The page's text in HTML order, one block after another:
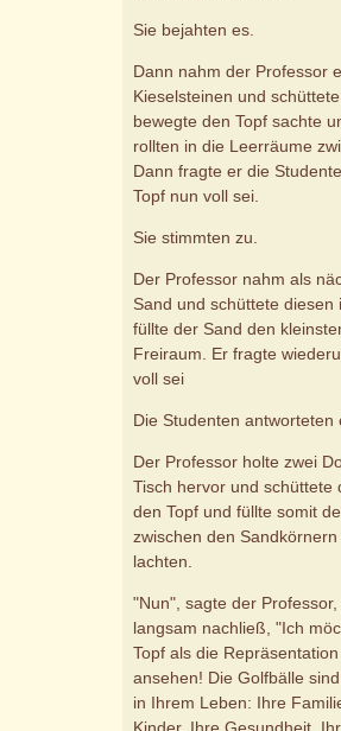
Sie bejahten es.
Dann nahm der Professor
Kieselsteinen und
bewegte den Topf sachte
rollten in die Leerräume
Dann fragte er die
Topf nun voll sei.
Sie stimmten zu.
Der Professor nahm als
Sand und schüttete diesen
füllte der Sand den
Freiraum. Er fragte
voll sei
Die Studenten antworteten
Der Professor holte zwei
Tisch hervor und schüttete
den Topf und füllte somit
zwischen den
lachten.
"Nun", sagte der
langsam nachließ, "Ich
Topf als die
ansehen! Die Golfbälle
in Ihrem Leben: Ihre